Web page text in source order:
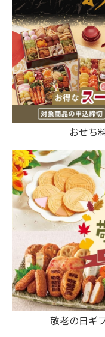
おせち
敬老の日ギ